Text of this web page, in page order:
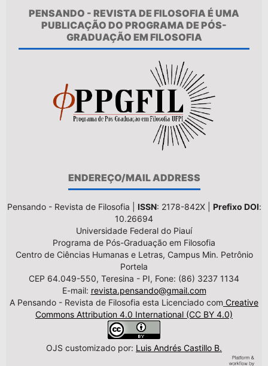
PENSANDO - REVISTA DE FILOSOFIA É UMA
PUBLICAÇÃO DO PROGRAMA DE PÓS-
GRADUAÇÃO EM FILOSOFIA
ENDEREÇO/MAIL ADDRESS
Pensando - Revista de Filosofia | ISSN: 2178-842X | Prefixo DOI:
10.26694
Universidade Federal do Piauí
Programa de Pós-Graduação em Filosofia
Centro de Ciências Humanas e Letras, Campus Min. Petrônio
Portela
CEP 64.049-550, Teresina - PI, Fone: (86) 3237 1134
E-mail: revista.pensando@gmail.com
A Pensando - Revista de Filosofia esta Licenciado com Creative
Commons Attribution 4.0 International (CC BY 4.0)
OJS customizado por: Luis Andrés Castillo B.